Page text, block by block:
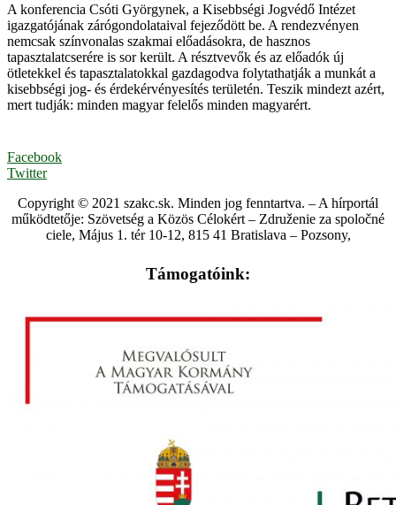
A konferencia Csóti Györgynek, a Kisebbségi Jogvédő Intézet
igazgatójának zárógondolataival fejeződött be. A rendezvényen
nemcsak színvonalas szakmai előadásokra, de hasznos
tapasztalatcserére is sor került. A résztvevők és az előadók új
ötletekkel és tapasztalatokkal gazdagodva folytathatják a munkát a
kisebbségi jog- és érdekérvényesítés területén. Teszik mindezt azért,
mert tudják: minden magyar felelős minden magyarért.
Facebook
Twitter
Copyright © 2021 szakc.sk. Minden jog fenntartva. – A hírportál
működtetője: Szövetség a Közös Célokért – Združenie za spoločné
ciele, Május 1. tér 10-12, 815 41 Bratislava – Pozsony,
Támogatóink: